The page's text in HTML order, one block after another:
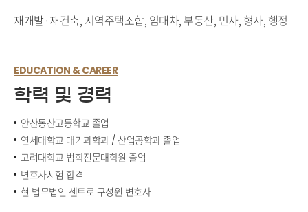
재개발·재건축, 지역주택조합, 임대차, 부동산, 민사, 형사, 행정
EDUCATION & CAREER
학력 및 경력
안산동산고등학교 졸업
연세대학교 대기과학과 / 산업공학과 졸업
고려대학교 법학전문대학원 졸업
변호사시험 합격
현 법무법인 센트로 구성원 변호사